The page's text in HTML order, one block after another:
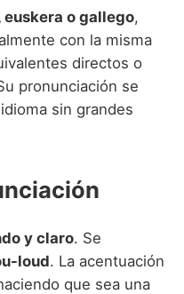
euskera o gallego,
con la misma
directos o
pronunciación se
sin grandes
y claro. Se
loud. La acentuación
que sea una